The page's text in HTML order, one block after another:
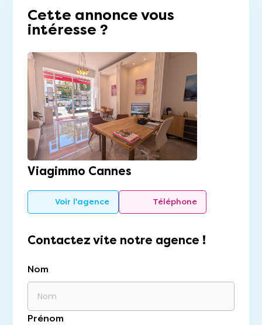
Cette annonce vous
intéresse ?
Viagimmo Cannes
Voir l'agence Téléphone
Contactez vite notre agence !
Nom
Prénom